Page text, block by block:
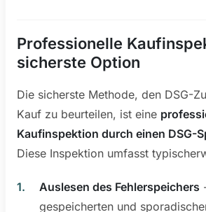
Professionelle
sicherste Option
Die sicherste Methode, den DSG-
Kauf zu beurteilen, ist eine
Kaufinspektion durch einen DSG-
Diese Inspektion umfasst
Auslesen des Fehlerspeichers
gespeicherten und